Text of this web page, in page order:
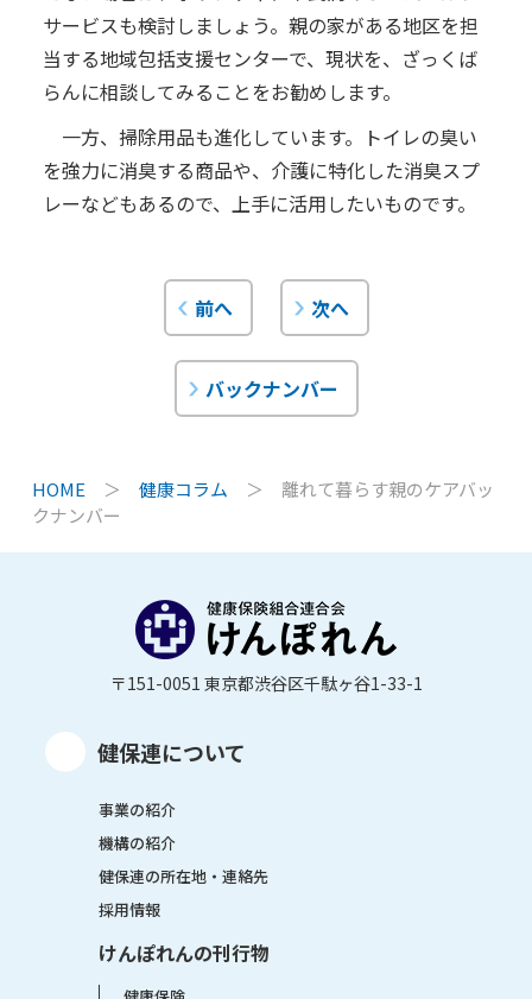
サービスも検討しましょう。親の家がある地区を担
当する地域包括支援センターで、現状を、ざっくば
らんに相談してみることをお勧めします。
一方、掃除用品も進化しています。トイレの臭い
を強力に消臭する商品や、介護に特化した消臭スプ
レーなどもあるので、上手に活用したいものです。
前へ 次へ
バックナンバー
HOME ＞ 健康コラム ＞ 離れて暮らす親のケアバッ
クナンバー
〒151-0051 東京都渋谷区千駄ヶ谷1-33-1
健保連について
事業の紹介
機構の紹介
健保連の所在地・連絡先
採用情報
けんぽれんの刊行物